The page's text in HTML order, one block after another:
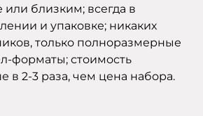
или близким; всегда в
и упаковке; никаких
только полноразмерные
форматы; стоимость
в 2-3 раза, чем цена набора.